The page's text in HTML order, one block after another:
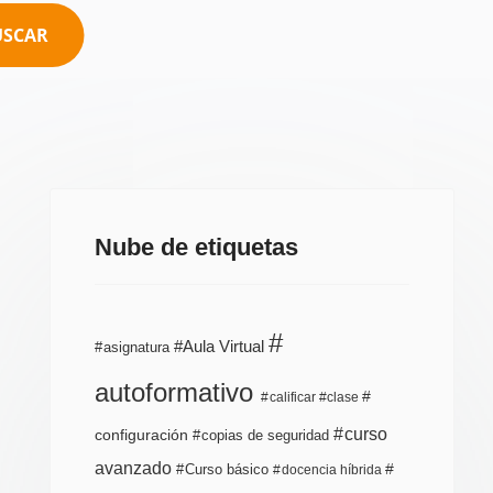
Nube de etiquetas
asignatura Aula Virtual
autoformativo calificar clase
configuración copias de seguridad curso
avanzado
Curso básico docencia híbrida